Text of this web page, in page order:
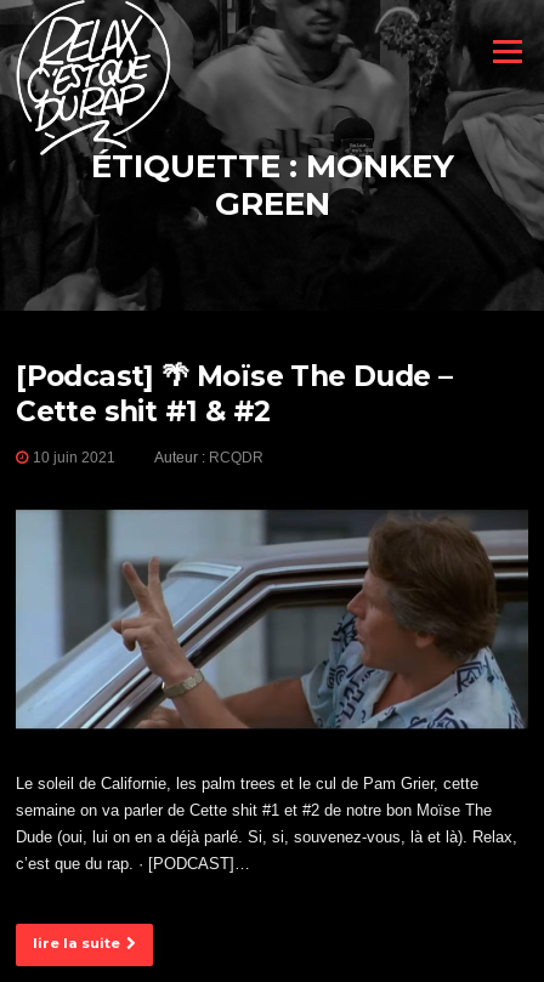
Aller
contenu
Menu
ÉTIQUETTE :MONKEY
GREEN
[Podcast] 🌴 Moïse The Dude –
Cette shit #1 & #2
10 juin 2021 Auteur : RCQDR
Le soleil de Californie, les palm trees et le cul de Pam Grier, cette
semaine on va parler de Cette shit #1 et #2 de notre bon Moïse The
Dude (oui, lui on en a déjà parlé. Si, si, souvenez-vous, là et là). Relax,
c’est que du rap. · [PODCAST]…
lire la suite